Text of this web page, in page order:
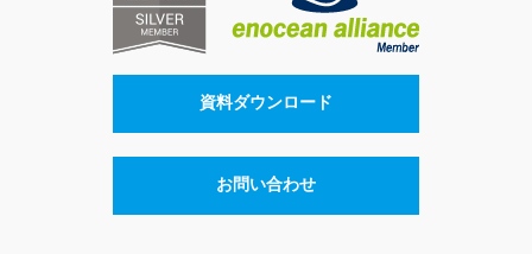
資料ダウンロード
お問い合わせ